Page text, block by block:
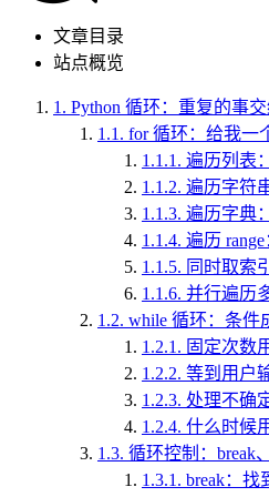
文章目录
站点概览
1. Python 循环：重复的事
1.1. for 循环：给我一
1.1.1. 遍历列表：
1.1.2. 遍历字符
1.1.3. 遍历字典
1.1.4. 遍历
1.1.5. 同时取索
1.1.6. 并行遍历
1.2. while 循环：条件
1.2.1. 固定次数
1.2.2. 等到用户
1.2.3. 处理不确
1.2.4. 什么时候
1.3. 循环控制：break
1.3.1. break：找